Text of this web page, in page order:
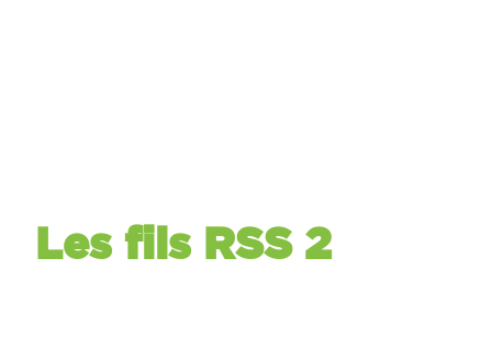
Les fils RSS 2